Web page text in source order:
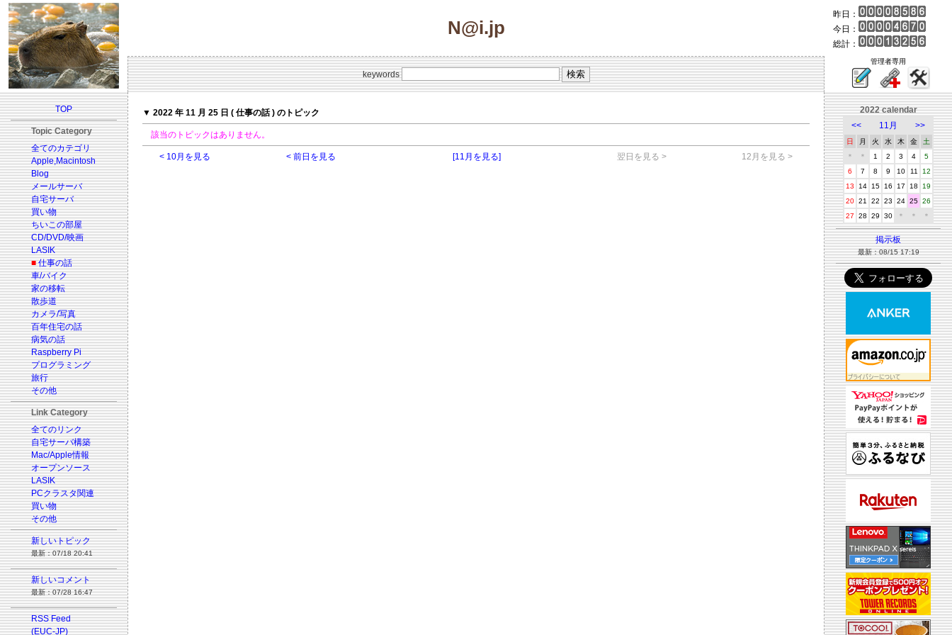
N@i.jp
昨日：
今日：
総計：
keywords
管理者専用
TOP
Topic Category
全てのカテゴリ
Apple,Macintosh
Blog
メールサーバ
自宅サーバ
買い物
ちいこの部屋
CD/DVD/映画
LASIK
■ 仕事の話
車/バイク
家の移転
散歩道
カメラ/写真
百年住宅の話
病気の話
Raspberry Pi
プログラミング
旅行
その他
Link Category
全てのリンク
自宅サーバ構築
Mac/Apple情報
オープンソース
LASIK
PCクラスタ関連
買い物
その他
新しいトピック
最新：07/18 20:41
新しいコメント
最新：07/28 16:47
RSS Feed
(EUC-JP)
▼ 2022 年 11 月 25 日 ( 仕事の話 ) のトピック
該当のトピックはありません。
< 10月を見る < 前日を見る [11月を見る] 翌日を見る > 12月を見る >
2022 calendar
<<
11月 >>
日 月 火 水 木 金
土
＊
＊ 1 2 3 4
5
6
7 8 9 10 11
12
13
14 15 16 17 18
19
20 21 22 23 24 25 26
27
28 29 30 ＊ ＊ ＊
掲示板
最新：08/15 17:19